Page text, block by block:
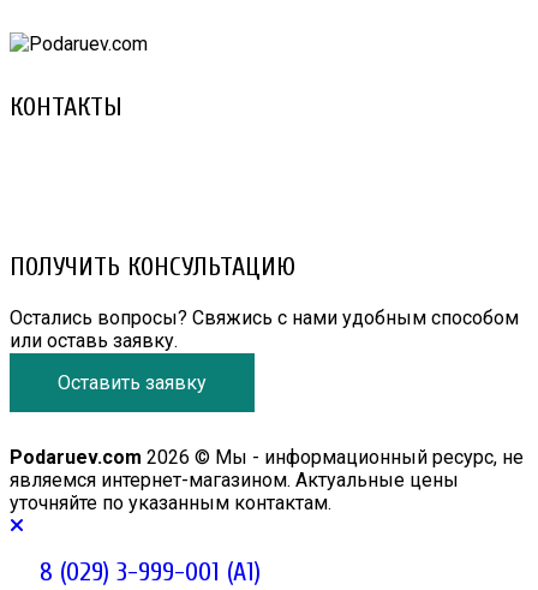
КОНТАКТЫ
ПОЛУЧИТЬ КОНСУЛЬТАЦИЮ
Остались вопросы? Свяжись с нами удобным способом
или оставь заявку.
Оставить заявку
Podaruev.com 2026 © Мы - информационный ресурс, не
являемся интернет-магазином. Актуальные цены
уточняйте по указанным контактам.
8 (029) 3-999-001 (A1)